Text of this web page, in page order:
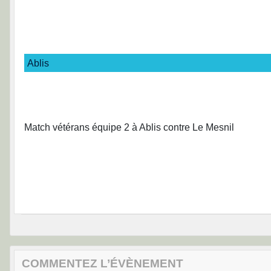
Ablis
Match vétérans équipe 2 à Ablis contre Le Mesnil
COMMENTEZ L’ÉVÈNEMENT